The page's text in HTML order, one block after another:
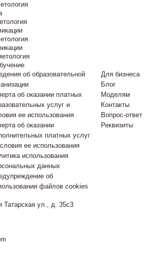
об образовательной
об оказании платных
услуг и
ее использования
об оказании
платных услуг
ее использования
использования
данных
об
файлов cookies
Для бизнеса
Блог
Моделям
Контакты
Вопрос-ответ
Реквизиты
Татарская ул., д. 35с3